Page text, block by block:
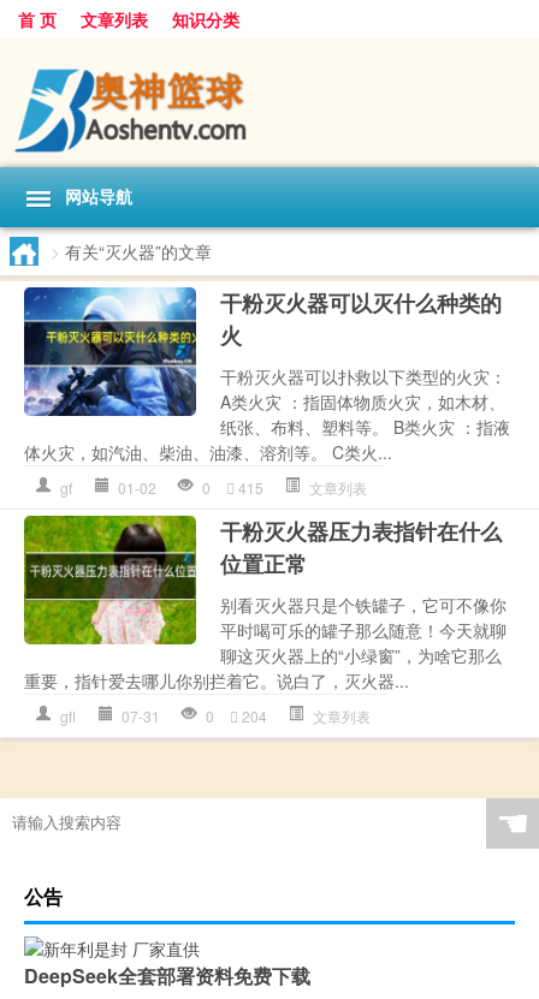
首 页 文章列表 知识分类
网站导航
> 有关“灭火器”的文章
干粉灭火器可以灭什么种类的
火
干粉灭火器可以扑救以下类型的火灾：
A类火灾 ：指固体物质火灾，如木材、
纸张、布料、塑料等。 B类火灾 ：指液
体火灾，如汽油、柴油、油漆、溶剂等。 C类火...
gf 01-02 0 415 文章列表
干粉灭火器压力表指针在什么
位置正常
别看灭火器只是个铁罐子，它可不像你
平时喝可乐的罐子那么随意！今天就聊
聊这灭火器上的“小绿窗”，为啥它那么
重要，指针爱去哪儿你别拦着它。说白了，灭火器...
gfl 07-31 0 204 文章列表
☚
公告
DeepSeek全套部署资料免费下载